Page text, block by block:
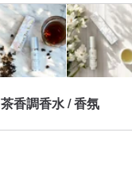
茶香調香水 / 香氛